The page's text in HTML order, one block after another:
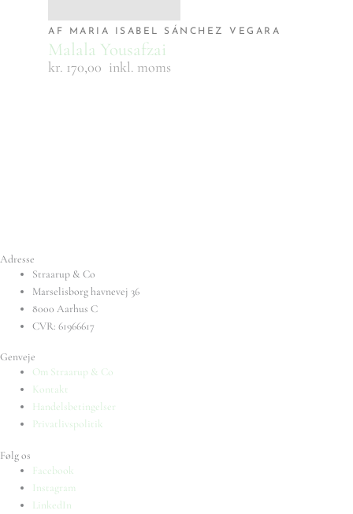
AF MARIA ISABEL SÁNCHEZ VEGARA
Malala Yousafzai
kr. 170,00 inkl. moms
Adresse
Straarup & Co
Marselisborg havnevej 36
8000 Aarhus C
CVR: 61966617
Genveje
Om Straarup & Co
Kontakt
Handelsbetingelser
Privatlivspolitik
Følg os
Facebook
Instagram
LinkedIn